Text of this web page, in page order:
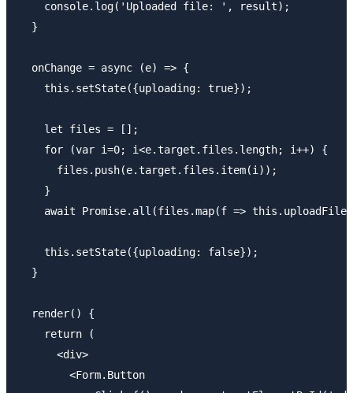
    console.log('Uploaded file: ', result);
  }
  onChange = async (e) => {
    this.setState({uploading: true});
    let files = [];
    for (var i=0; i<e.target.files.length; i++) {
      files.push(e.target.files.item(i));
    }
await Promise.all(files.map(f =>
    this.setState({uploading: false});
  }
  render() {
    return (
      <div>
        <Form.Button